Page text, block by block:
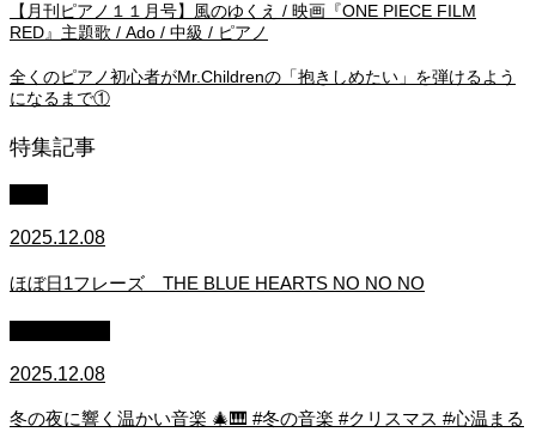
【月刊ピアノ１１月号】風のゆくえ / 映画『ONE PIECE FILM
RED』主題歌 / Ado / 中級 / ピアノ
全くのピアノ初心者がMr.Childrenの「抱きしめたい」を弾けるよう
になるまで①
特集記事
2025.12.08
ほぼ日1フレーズ THE BLUE HEARTS NO NO NO
2025.12.08
冬の夜に響く温かい音楽 🎄🎹 #冬の音楽 #クリスマス #心温まる